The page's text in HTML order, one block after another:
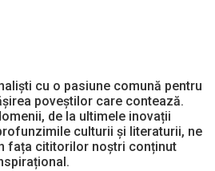
cu o pasiune comună pentru
poveștilor care contează.
de la ultimele inovații
culturii și literaturii, ne
fața cititorilor noștri conținut